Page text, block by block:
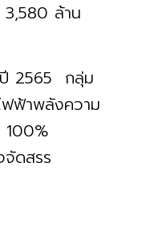
3,580 ล้าน
ปี 2565 กลุ่ม
ฟฟ้าพลังความ
100%
ดสรร